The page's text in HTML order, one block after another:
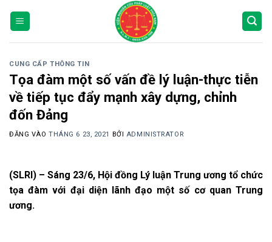
CUNG CẤP THÔNG TIN
Tọa đàm một số vấn đề lý luận-thực tiễn
về tiếp tục đẩy mạnh xây dựng, chỉnh
đốn Đảng
ĐĂNG VÀOTHÁNG 6 23, 2021 BỞI ADMINISTRATOR
(SLRI) – Sáng 23/6, Hội đồng Lý luận Trung ương tổ chức
tọa đàm với đại diện lãnh đạo một số cơ quan Trung
ương.